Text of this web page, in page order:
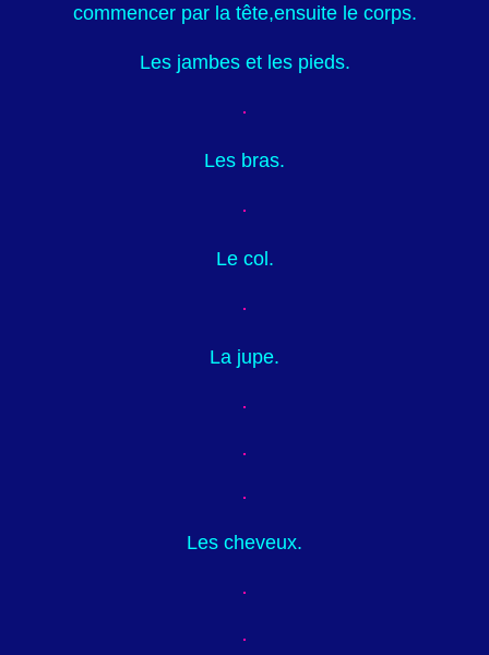
commencer par la tête,ensuite le corps.
Les jambes et les pieds.
Les bras.
Le col.
La jupe.
Les cheveux.